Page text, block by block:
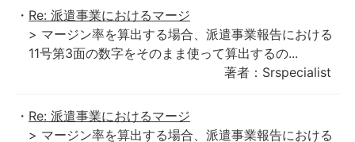
Re: 派遣事業におけるマージ
> マージン率を算出する場合、派遣事業報告における
11号第3面の数字をそのまま使って算出するの...
著者：Srspecialist
Re: 派遣事業におけるマージ
> マージン率を算出する場合、派遣事業報告における